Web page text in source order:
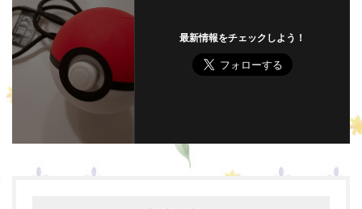
最新情報をチェックしよう！